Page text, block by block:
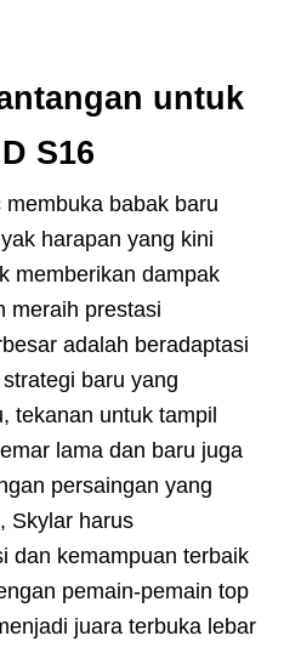
untuk
S16
babak baru
harapan yang kini
memberikan dampak
meraih prestasi
adalah beradaptasi
baru yang
tekanan untuk tampil
lama dan baru juga
persaingan yang
Skylar harus
dan kemampuan terbaik
pemain-pemain top
juara terbuka lebar